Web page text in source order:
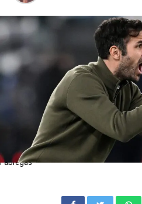
Fabregas